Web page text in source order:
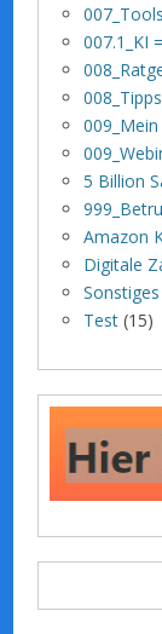
007.1_KI
008_Tipps
5 Billion
Amazon
Digitale
Sonstiges
Test (15)